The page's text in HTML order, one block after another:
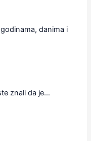
danima i
znali da je…